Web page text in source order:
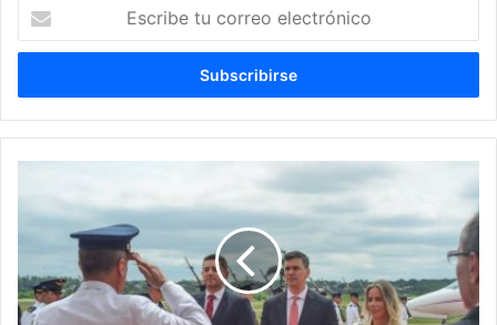
correo